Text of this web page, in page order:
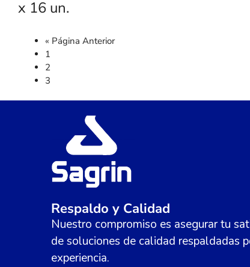
x 16 un.
« Página Anterior
1
2
3
Respaldo y Calidad
Nuestro compromiso es asegurar tu
de soluciones de calidad respaldadas
experiencia.